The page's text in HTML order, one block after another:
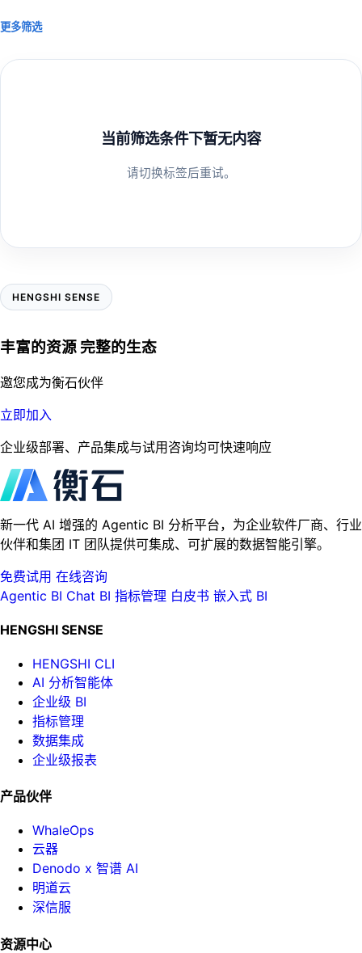
更多筛选
当前筛选条件下暂无内容
请切换标签后重试。
HENGSHI SENSE
丰富的资源 完整的生态
邀您成为衡石伙伴
立即加入
企业级部署、产品集成与试用咨询均可快速响应
新一代 AI 增强的 Agentic BI 分析平台，为企业软件厂商、行业
伙伴和集团 IT 团队提供可集成、可扩展的数据智能引擎。
免费试用 在线咨询
Agentic BI Chat BI 指标管理 白皮书 嵌入式 BI
HENGSHI SENSE
HENGSHI CLI
AI 分析智能体
企业级 BI
指标管理
数据集成
企业级报表
产品伙伴
WhaleOps
云器
Denodo x 智谱 AI
明道云
深信服
资源中心